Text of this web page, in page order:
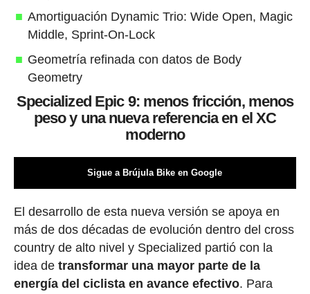
Amortiguación Dynamic Trio: Wide Open, Magic
Middle, Sprint-On-Lock
Geometría refinada con datos de Body
Geometry
Specialized Epic 9: menos fricción, menos
peso y una nueva referencia en el XC
moderno
Sigue a Brújula Bike en Google
El desarrollo de esta nueva versión se apoya en
más de dos décadas de evolución dentro del cross
country de alto nivel y Specialized partió con la
idea de transformar una mayor parte de la
energía del ciclista en avance efectivo. Para